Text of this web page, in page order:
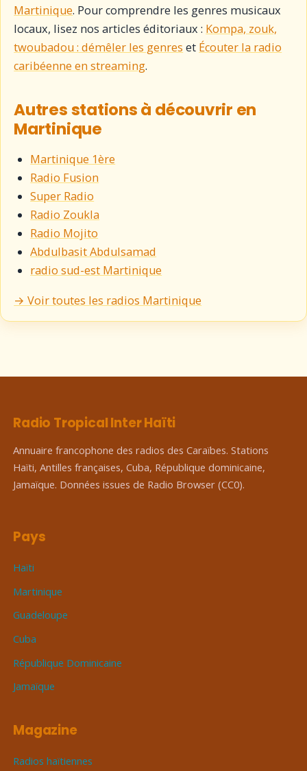
Martinique. Pour comprendre les genres musicaux
locaux, lisez nos articles éditoriaux : Kompa, zouk,
twoubadou : démêler les genres et Écouter la radio
caribéenne en streaming.
Autres stations à découvrir en
Martinique
Martinique 1ère
Radio Fusion
Super Radio
Radio Zoukla
Radio Mojito
Abdulbasit Abdulsamad
radio sud-est Martinique
→ Voir toutes les radios Martinique
Radio Tropical Inter Haïti
Annuaire francophone des radios des Caraïbes. Stations
Haïti, Antilles françaises, Cuba, République dominicaine,
Jamaïque. Données issues de Radio Browser (CC0).
Pays
Haïti
Martinique
Guadeloupe
Cuba
République Dominicaine
Jamaïque
Magazine
Radios haïtiennes